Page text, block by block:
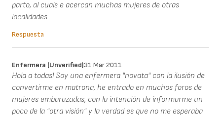
parto, al cuals e acercan muchas mujeres de otras
localidades.
Respuesta
Enfermera (unverified)31 Mar 2011
Hola a todas! Soy una enfermera "novata" con la ilusión de
convertirme en matrona, he entrado en muchos foros de
mujeres embarazadas, con la intención de informarme un
poco de la "otra visión" y la verdad es que no me esperaba